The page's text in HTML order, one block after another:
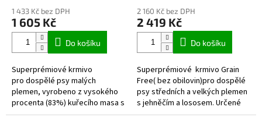
produktu
je
hvězdiček.
1 433 Kč bez DPH
1 605 Kč
Do košíku
Superprémiové krmivo
pro dospělé psy malých
plemen, vyrobeno z vysokého
procenta (83%) kuřecího masa s
Glukosaminem - proti bolesti a
produktu
je
hvězdiček.
2 160 Kč bez DPH
2 419 Kč
Do košíku
Superprémiové krmivo Grain
Free( bez obilovin)pro dospělé
psy středních a velkých plemen
s jehněčím a lososem. Určené
především pro psy, kteří jsou